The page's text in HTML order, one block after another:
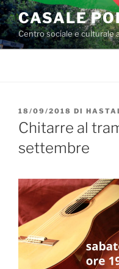
Salta
al
contenuto
CASALE
Centro sociale e culturale
PUBBLICATO
IL
18/09/2018 DI
Chitarre al
settembre